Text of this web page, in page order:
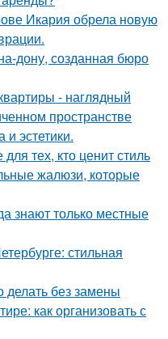
Икария обрела новую
дону, созданная бюро
- наглядный
пространстве
эстетики.
тех, кто ценит стиль
жалюзи, которые
знают только местные
стильная
делать без замены
как организовать с